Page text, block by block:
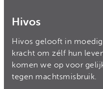
Hivos
Hivos gelooft in
kracht om zélf hun
komen we op voor
tegen machtsmisbruik.